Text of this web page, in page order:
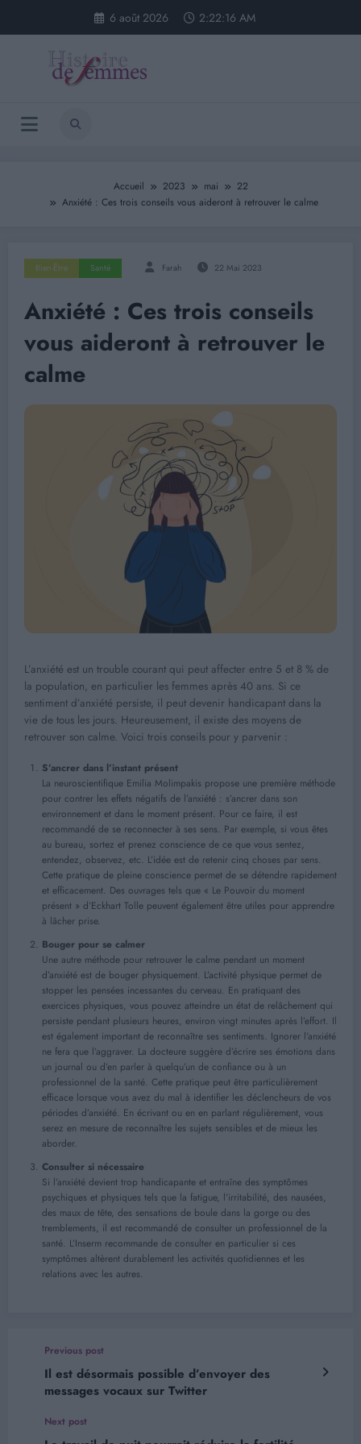
contenu
6 août 2026 2:22:17 AM
Accueil 2023 mai
22
Anxiété : Ces trois conseils vous aideront à retrouver le calme
Bien-Être Santé Farah 22 Mai 2023
Anxiété : Ces trois conseils
vous aideront à retrouver le
calme
L’anxiété est un trouble courant qui peut affecter entre 5 et 8 % de
la population, en particulier les femmes après 40 ans. Si ce
sentiment d’anxiété persiste, il peut devenir handicapant dans la
vie de tous les jours. Heureusement, il existe des moyens de
retrouver son calme. Voici trois conseils pour y parvenir :
S’ancrer dans l’instant présent
La neuroscientifique Emilia Molimpakis propose une première méthode
pour contrer les effets négatifs de l’anxiété : s’ancrer dans son
environnement et dans le moment présent. Pour ce faire, il est
recommandé de se reconnecter à ses sens. Par exemple, si vous êtes
au bureau, sortez et prenez conscience de ce que vous sentez,
entendez, observez, etc. L’idée est de retenir cinq choses par sens.
Cette pratique de pleine conscience permet de se détendre rapidement
et efficacement. Des ouvrages tels que « Le Pouvoir du moment
présent » d’Eckhart Tolle peuvent également être utiles pour apprendre
à lâcher prise.
Bouger pour se calmer
Une autre méthode pour retrouver le calme pendant un moment
d’anxiété est de bouger physiquement. L’activité physique permet de
stopper les pensées incessantes du cerveau. En pratiquant des
exercices physiques, vous pouvez atteindre un état de relâchement qui
persiste pendant plusieurs heures, environ vingt minutes après l’effort. Il
est également important de reconnaître ses sentiments. Ignorer l’anxiété
ne fera que l’aggraver. La docteure suggère d’écrire ses émotions dans
un journal ou d’en parler à quelqu’un de confiance ou à un
professionnel de la santé. Cette pratique peut être particulièrement
efficace lorsque vous avez du mal à identifier les déclencheurs de vos
périodes d’anxiété. En écrivant ou en en parlant régulièrement, vous
serez en mesure de reconnaître les sujets sensibles et de mieux les
aborder.
Consulter si nécessaire
Si l’anxiété devient trop handicapante et entraîne des symptômes
psychiques et physiques tels que la fatigue, l’irritabilité, des nausées,
des maux de tête, des sensations de boule dans la gorge ou des
tremblements, il est recommandé de consulter un professionnel de la
santé. L’Inserm recommande de consulter en particulier si ces
symptômes altèrent durablement les activités quotidiennes et les
relations avec les autres.
Previous post
Il est désormais possible d’envoyer des
messages vocaux sur Twitter
Next post